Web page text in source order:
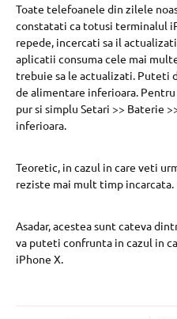
Toate telefoanele din zilele
constatati ca totusi terminalul
repede, incercati sa il
aplicatii consuma cele mai
trebuie sa le actualizati. Puteti
de alimentare inferioara.
pur si simplu Setari >> Baterie
inferioara.
Teoretic, in cazul in care veti
reziste mai mult timp incarcata.
Asadar, acestea sunt cateva
va puteti confrunta in cazul in
iPhone X.